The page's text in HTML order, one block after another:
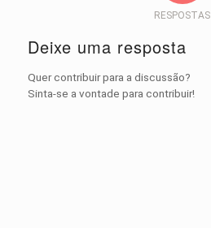
RESPOSTAS
Deixe uma resposta
Quer contribuir para a discussão?
Sinta-se a vontade para contribuir!